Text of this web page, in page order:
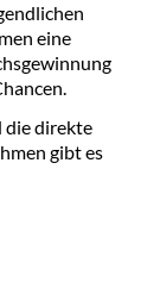
eine
die direkte
gibt es